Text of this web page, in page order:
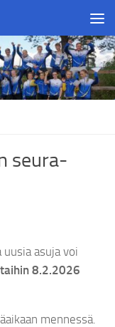
seura-
asuja voi
8.2.2026
mennessä.